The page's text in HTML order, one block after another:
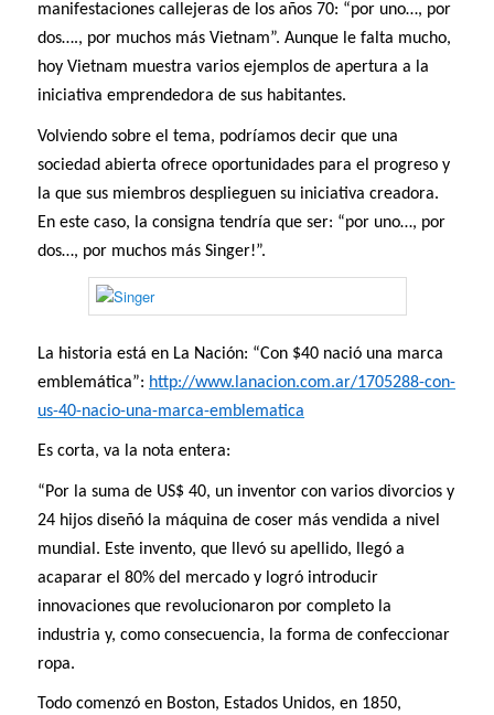
manifestaciones callejeras de los años 70: “por uno…, por
dos…., por muchos más Vietnam”. Aunque le falta mucho,
hoy Vietnam muestra varios ejemplos de apertura a la
iniciativa emprendedora de sus habitantes.
Volviendo sobre el tema, podríamos decir que una
sociedad abierta ofrece oportunidades para el progreso y
la que sus miembros desplieguen su iniciativa creadora.
En este caso, la consigna tendría que ser: “por uno…, por
dos…, por muchos más Singer!”.
La historia está en La Nación: “Con $40 nació una marca
emblemática”: http://www.lanacion.com.ar/1705288-con-
us-40-nacio-una-marca-emblematica
Es corta, va la nota entera:
“Por la suma de US$ 40, un inventor con varios divorcios y
24 hijos diseñó la máquina de coser más vendida a nivel
mundial. Este invento, que llevó su apellido, llegó a
acaparar el 80% del mercado y logró introducir
innovaciones que revolucionaron por completo la
industria y, como consecuencia, la forma de confeccionar
ropa.
Todo comenzó en Boston, Estados Unidos, en 1850,